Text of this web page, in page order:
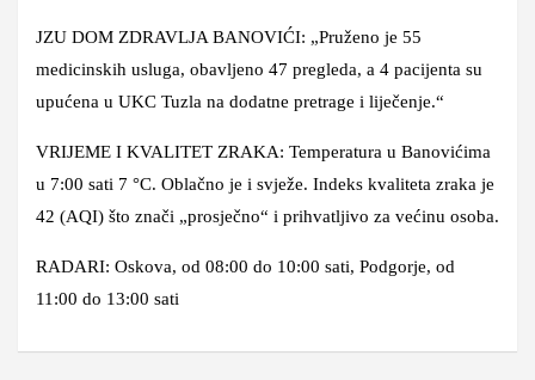
JZU DOM ZDRAVLJA BANOVIĆI: „Pruženo je 55
medicinskih usluga, obavljeno 47 pregleda, a 4 pacijenta su
upućena u UKC Tuzla na dodatne pretrage i liječenje.“
VRIJEME I KVALITET ZRAKA: Temperatura u Banovićima
u 7:00 sati 7 °C. Oblačno je i svježe. Indeks kvaliteta zraka je
42 (AQI) što znači „prosječno“ i prihvatljivo za većinu osoba.
RADARI: Oskova, od 08:00 do 10:00 sati, Podgorje, od
11:00 do 13:00 sati